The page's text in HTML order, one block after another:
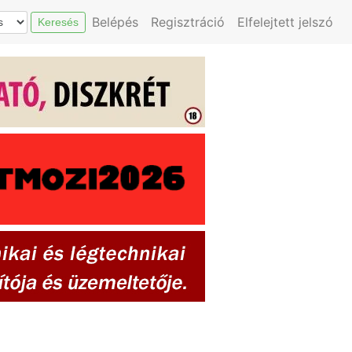
Keresés Belépés Regisztráció Elfelejtett jelszó